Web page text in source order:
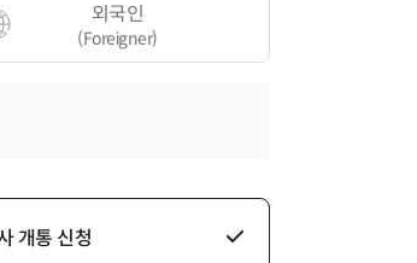
외국인
(Foreigner)
개통 신청